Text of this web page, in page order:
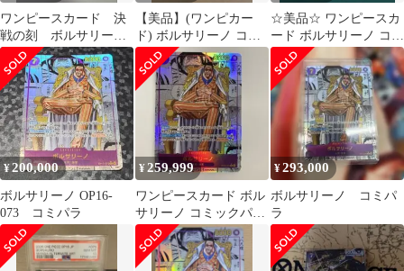
ワンピースカード 決
戦の刻 ボルサリーノ
(OP16-073) コミック
パラレル
【美品】(ワンピカー
ド) ボルサリーノ コミ
パラ OP06-073 ワン
ピース
☆美品☆ ワンピースカ
ード ボルサリーノ コミ
パラ OP16-073
¥200,000
ボルサリーノ OP16-
073 コミパラ
¥259,999
ワンピースカード ボル
サリーノ コミックパラ
レル コミパラ 黄猿
¥293,000
ボルサリーノ コミパ
ラ